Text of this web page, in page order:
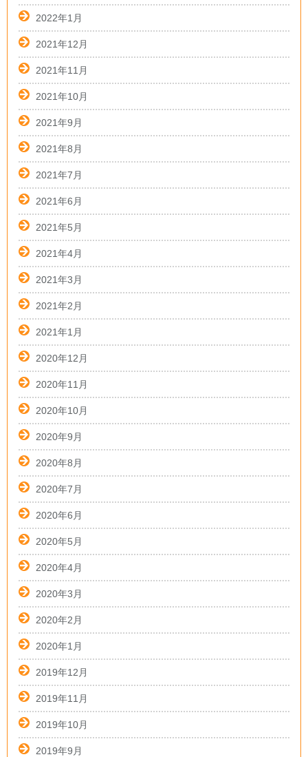
2022年1月
2021年12月
2021年11月
2021年10月
2021年9月
2021年8月
2021年7月
2021年6月
2021年5月
2021年4月
2021年3月
2021年2月
2021年1月
2020年12月
2020年11月
2020年10月
2020年9月
2020年8月
2020年7月
2020年6月
2020年5月
2020年4月
2020年3月
2020年2月
2020年1月
2019年12月
2019年11月
2019年10月
2019年9月